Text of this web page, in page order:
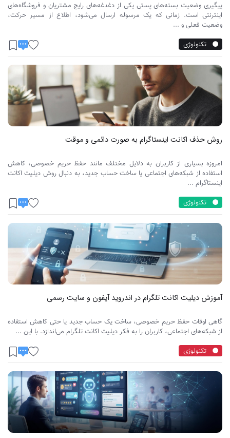
پیگیری وضعیت بسته‌های پستی یکی از دغدغه‌های رایج مشتریان و فروشگاه‌های
اینترنتی است. زمانی که یک مرسوله ارسال می‌شود، اطلاع از مسیر حرکت،
وضعیت فعلی و ...
تکنولوژی
روش حذف اکانت اینستاگرام به صورت دائمی و موقت
امروزه بسیاری از کاربران به دلایل مختلف مانند حفظ حریم خصوصی، کاهش
استفاده از شبکه‌های اجتماعی یا ساخت حساب جدید، به دنبال روش دیلیت اکانت
اینستاگرام ...
تکنولوژی
آموزش دیلیت اکانت تلگرام در اندروید آیفون و سایت رسمی
گاهی اوقات حفظ حریم خصوصی، ساخت یک حساب جدید یا حتی کاهش استفاده
از شبکه‌های اجتماعی، کاربران را به فکر دیلیت اکانت تلگرام می‌اندازد. با این ...
تکنولوژی